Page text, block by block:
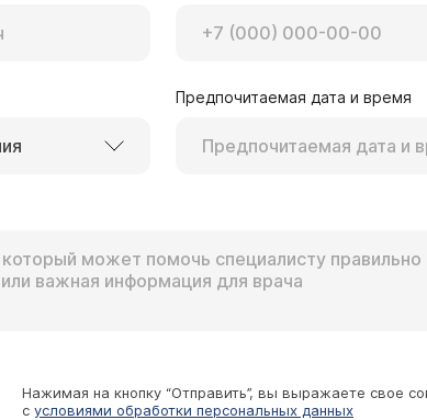
Предпочитаемая дата и время
Нажимая на кнопку “Отправить”, вы выражаете свое
с условиями обработки персональных данных